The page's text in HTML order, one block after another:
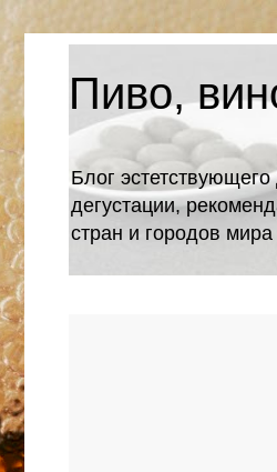
Пиво,
Блог
дегустации,
стран и городов